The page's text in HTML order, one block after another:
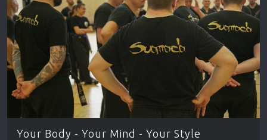
Your Body - Your Mind - Your Style